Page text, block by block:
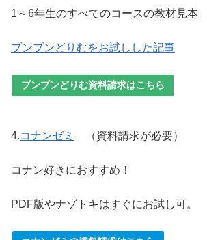
1～6年生のすべてのコースの教材見本
ブンブンどりむをお試しした記事
ブンブンどりむ資料請求はこちら
4.コナンゼミ （資料請求が必要）
コナン好きにおすすめ！
PDF版やナゾトキはすぐにお試し可。